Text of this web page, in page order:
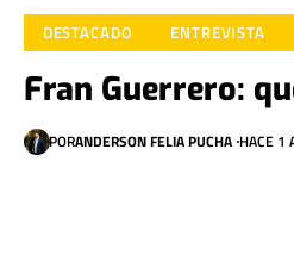
DESTACADO ENTREVISTA
Fran Guerrero:
PORANDERSON FELIA PUCHA HACE 1